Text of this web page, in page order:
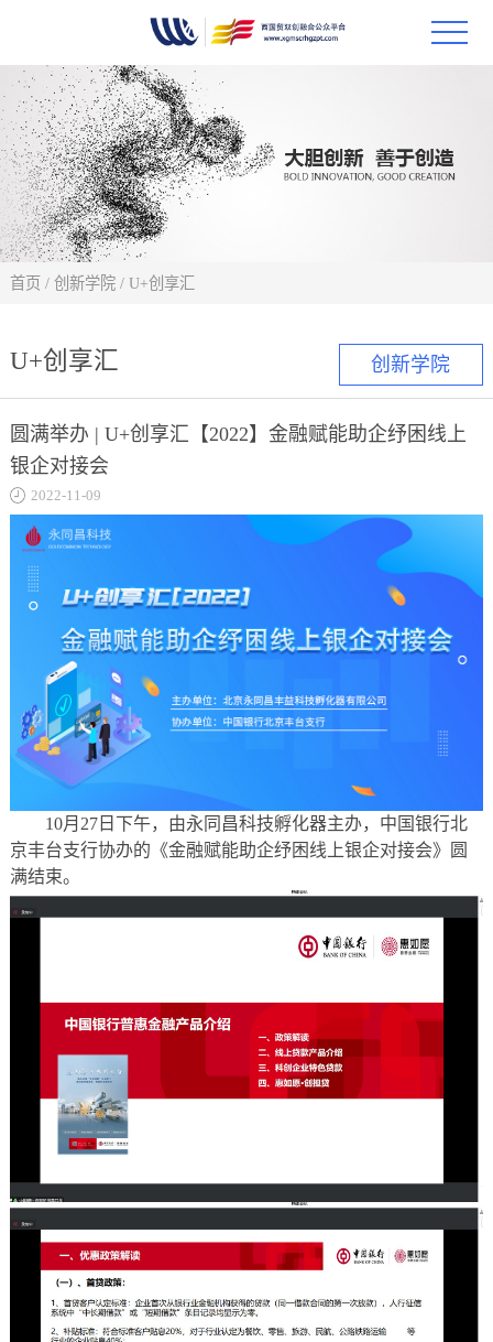
政策
合作
创新
创新学院
首页 / 创新学院 / U+创享汇
U+创享汇
圆满举办 | U+创享汇【2022】金融赋能助企纾困线上
银企对接会
2022-11-09
10月27日下午，由永同昌科技孵化器主办，中国银行北
京丰台支行协办的《金融赋能助企纾困线上银企对接会》圆
满结束。